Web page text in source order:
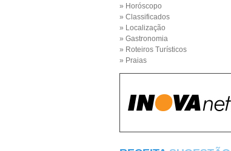
» Horóscopo
» Classificados
» Localização
» Gastronomia
» Roteiros Turísticos
» Praias